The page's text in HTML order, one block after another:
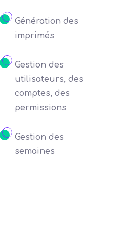
Génération des
imprimés
Gestion des
utilisateurs, des
comptes, des
permissions
Gestion des
semaines